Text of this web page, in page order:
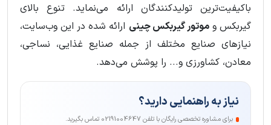
باکیفیت‌ترین تولیدکنندگان ارائه می‌نماید. تنوع بالای
گیربکس وموتور گیربکس چینی ارائه شده در این وب‌سایت،
نیازهای صنایع مختلف از جمله صنایع غذایی، نساجی،
معادن، کشاورزی و... را پوشش می‌دهد.
نیاز به راهنمایی دارید؟
برای مشاوره تخصصی رایگان با تلفن 02191004647 تماس بگیرید.